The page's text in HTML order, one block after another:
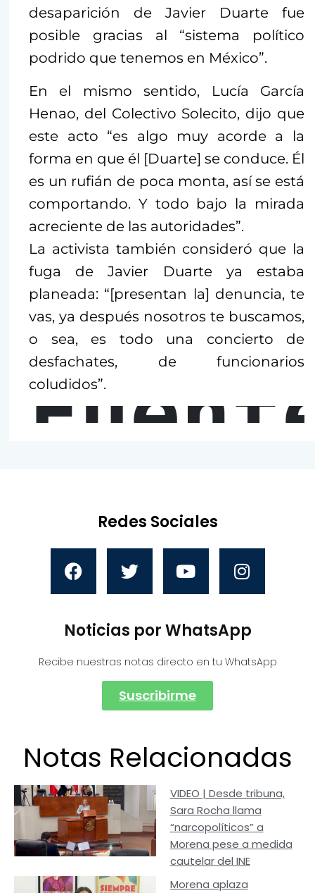
desaparición de Javier Duarte fue
posible gracias al “sistema político
podrido que tenemos en México”.
En el mismo sentido, Lucía García
Henao, del Colectivo Solecito, dijo que
este acto “es algo muy acorde a la
forma en que él [Duarte] se conduce. Él
es un rufián de poca monta, así se está
comportando. Y todo bajo la mirada
acreciente de las autoridades”.
La activista también consideró que la
fuga de Javier Duarte ya estaba
planeada: “[presentan la] denuncia, te
vas, ya después nosotros te buscamos,
o sea, es todo una concierto de
desfachates, de funcionarios
coludidos”.
Redes Sociales
Noticias por WhatsApp
Recibe nuestras notas directo en tu WhatsApp
Suscribirme
Notas Relacionadas
VIDEO | Desde tribuna,
Sara Rocha llama
“narcopolíticos” a
Morena pese a medida
cautelar del INE
Morena aplaza